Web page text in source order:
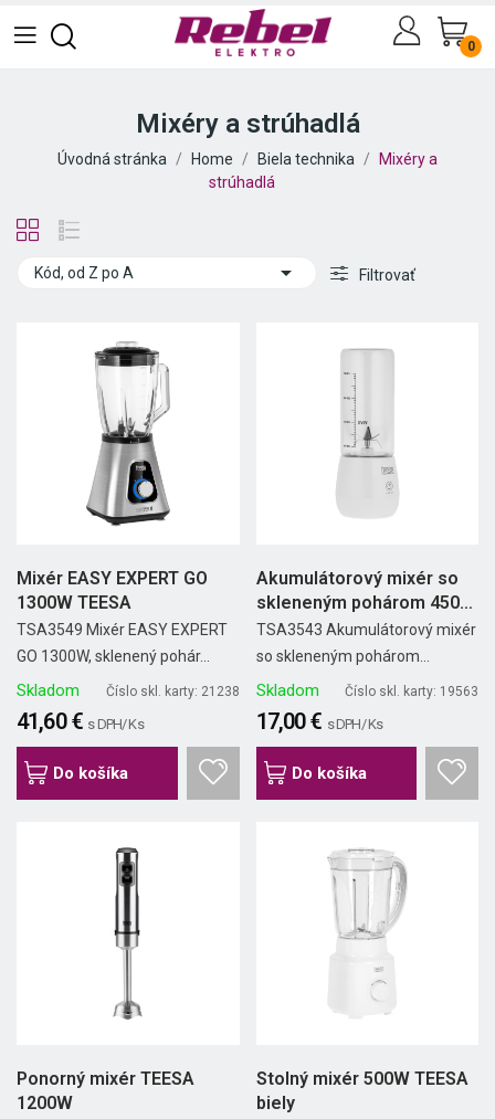
0
Mixéry a strúhadlá
Úvodná stránka Home Biela technika
Mixéry a
strúhadlá
Kód, od Z po A  Filtrovať
Mixér EASY EXPERT GO
1300W TEESA
TSA3549 Mixér EASY EXPERT
GO 1300W, sklenený pohár...
Skladom Číslo skl. karty: 21238
41,60 € s DPH/ Ks
Do košíka
Akumulátorový mixér so
skleneným pohárom 450
ml...
TSA3543 Akumulátorový mixér
so skleneným pohárom...
Skladom Číslo skl. karty: 19563
17,00 € s DPH/ Ks
Do košíka
Ponorný mixér TEESA
1200W
Stolný mixér 500W TEESA
biely